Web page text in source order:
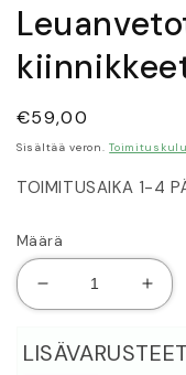
Normaalihinta
€59,00
Sisältää veron.
TOIMITUSAIKA 1-4
Määrä
Vähennä
tuotteen
Leuanvetotanko
ja
Lisää
ja